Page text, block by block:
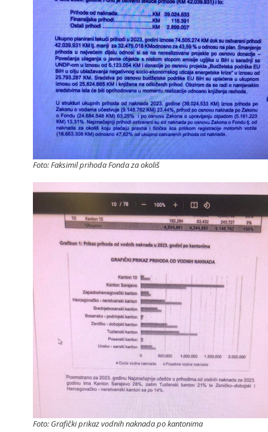
Foto: Faksimil prihoda Fonda za okoliš
Foto: Grafički prikaz vodnih naknada po kantonima